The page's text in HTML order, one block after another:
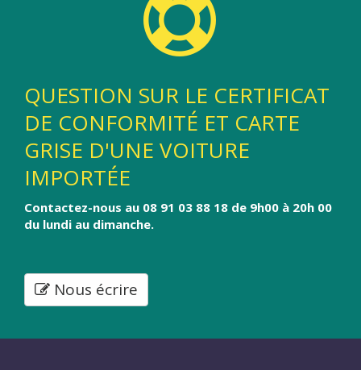
QUESTION SUR LE CERTIFICAT
DE CONFORMITÉ ET CARTE
GRISE D'UNE VOITURE
IMPORTÉE
Contactez-nous au 08 91 03 88 18 de 9h00 à 20h 00
du lundi au dimanche.
Nous écrire